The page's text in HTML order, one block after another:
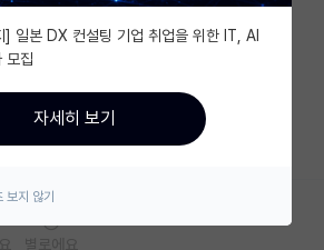
] 일본 DX 컨설팅 기업 취업을 위한 IT, AI
모집
자세히 보기
보지 않기